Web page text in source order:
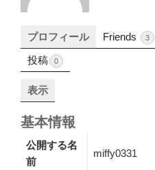
プロフィール Friends 3
投稿 0
表示
基本情報
公開する名
前
miffy0331